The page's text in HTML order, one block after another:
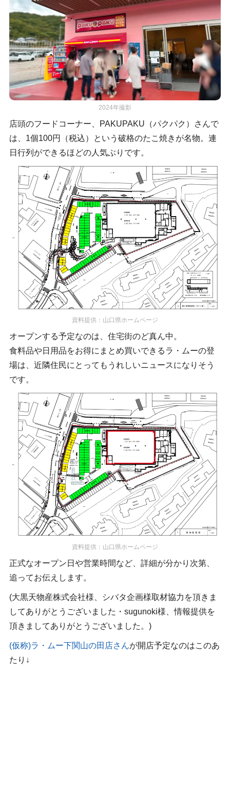
2024年撮影
店頭のフードコーナー、PAKUPAKU（パクパク）さんで
は、1個100円（税込）という破格のたこ焼きが名物。連
日行列ができるほどの人気ぶりです。
資料提供：山口県ホームページ
オープンする予定なのは、住宅街のど真ん中。
食料品や日用品をお得にまとめ買いできるラ・ムーの登
場は、近隣住民にとってもうれしいニュースになりそう
です。
資料提供：山口県ホームページ
正式なオープン日や営業時間など、詳細が分かり次第、
追ってお伝えします。
(大黒天物産株式会社様、シバタ企画様取材協力を頂きま
してありがとうございました・sugunoki様、情報提供を
頂きましてありがとうございました。)
(仮称)ラ・ムー下関山の田店さんが開店予定なのはこのあ
たり↓